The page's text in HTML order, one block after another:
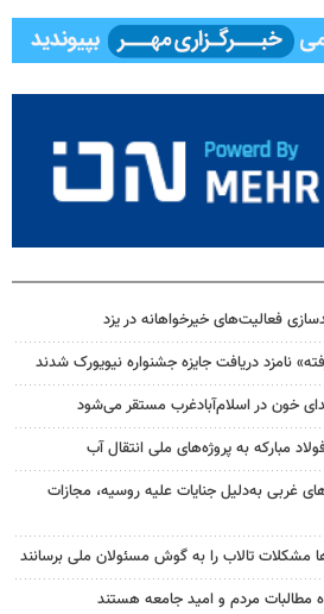
فعالیت‌های خیرخواهانه در یزد
نامزد دریافت جایزه جشنواره نیویورک شدند
خون در اسلام‌آبادغرب مستقر می‌شود
مبارکه به پروژه‌های ملی انتقال آب
غربی به‌دلیل جنایات علیه روسیه، مجازات
تالاب را به گوش مسئولان ملی برسانند
مطالبات مردم و امید جامعه هستند